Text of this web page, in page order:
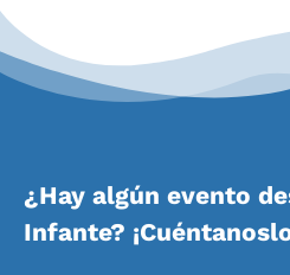
¿Hay algún evento
Infante?